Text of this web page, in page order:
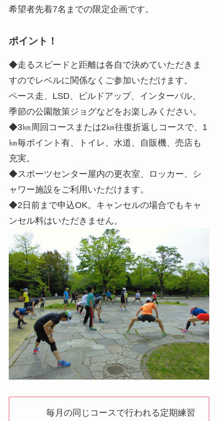
希望者先着7名までの限定企画です。
ポイント！
◆走るスピードと距離は各自で決めていただきま
すのでレベルに関係なくご参加いただけます。
ペース走、LSD、ビルドアップ、インターバル、
季節の公園散策ジョグなどをお楽しみください。
◆3㎞周回コースまたは2㎞往復折返しコースで、1
㎞毎ポイント有、トイレ、水道、自販機、売店も
充実。
◆スポーツセンター屋内の更衣室、ロッカー、シ
ャワー施設をご利用いただけます。
◆2日前まで申込OK。キャンセルの場合でもキャ
ンセル料はいただきません。
毎月の同じコースで行われる定期練習